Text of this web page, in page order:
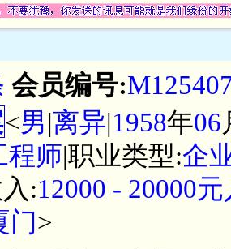
会员编号:
<男|离异|1958年06
程师|职业类型:企
:12000 - 20000
门>